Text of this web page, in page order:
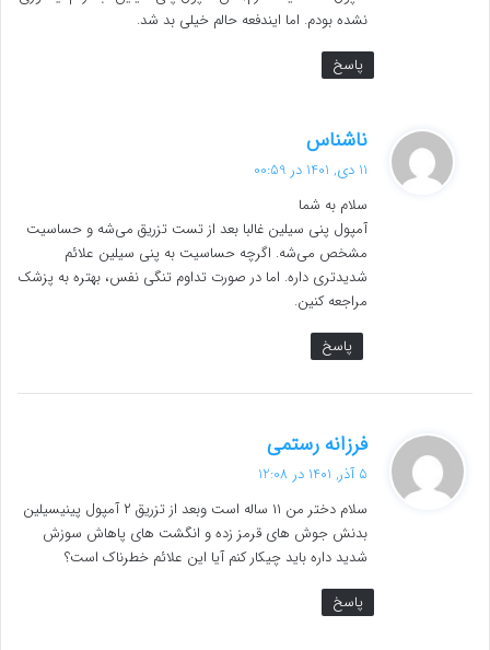
نشده بودم. اما ایندفعه حالم خیلی بد شد.
پاسخ
ناشناس
ت
:
11 دی, 1401 در 00:59
سلام به شما
آمپول پنی سیلین غالبا بعد از تست تزریق می‌شه و حساسیت
مشخص می‌شه. اگرچه حساسیت به پنی سیلین علائم
شدیدتری داره. اما در صورت تداوم تنگی نفس، بهتره به پزشک
مراجعه کنین.
پاسخ
فرزانه رستمی
ف
:
5 آذر, 1401 در 12:08
سلام دختر من ۱۱ ساله است وبعد از تزریق ۲ آمپول پینیسیلین
بدنش جوش های قرمز زده و انگشت های پاهاش سوزش
شدید داره باید چیکار کنم آیا این علائم خطرناک است؟
پاسخ